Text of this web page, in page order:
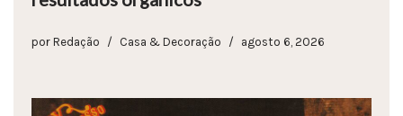
por Redação Casa & Decoração agosto 6, 2026